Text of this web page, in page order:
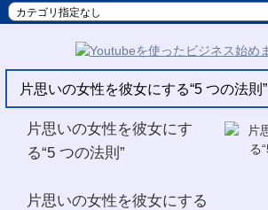
片思いの女性を彼女にする“5 つの法則”
片思いの女性を彼女にす
る“5 つの法則”
片思いの女性を彼女にする